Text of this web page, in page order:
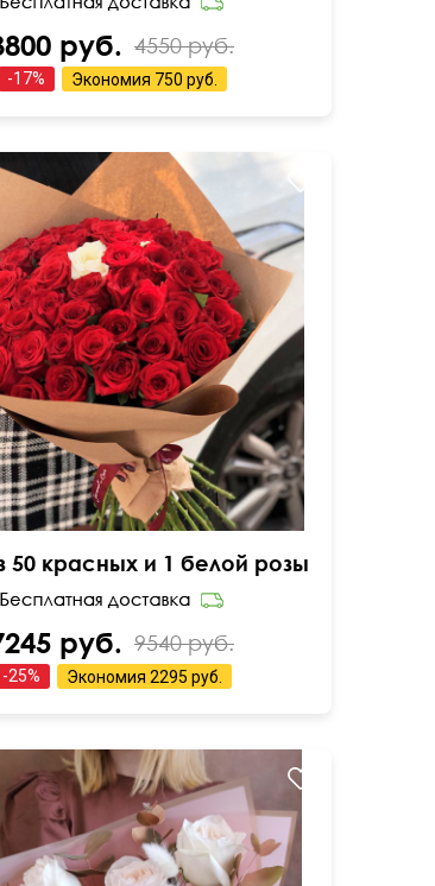
руб. 4550 руб.
-17% Экономия 750 руб.
Всегда в наличии
50 красных и 1 белой розы
руб. 9540 руб.
-25% Экономия 2295 руб.